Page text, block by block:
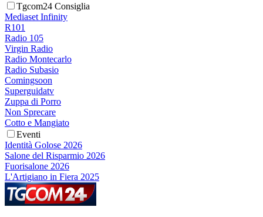
Tgcom24 Consiglia
Mediaset Infinity
R101
Radio 105
Virgin Radio
Radio Montecarlo
Radio Subasio
Comingsoon
Superguidatv
Zuppa di Porro
Non Sprecare
Cotto e Mangiato
Eventi
Identità Golose 2026
Salone del Risparmio 2026
Fuorisalone 2026
L'Artigiano in Fiera 2025